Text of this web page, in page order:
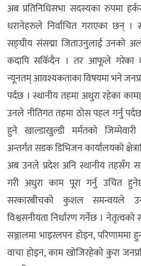
अब प्रतिनिधिसभा सदस्यका रुपमा
धरानेहरुले निर्वाचित गराएका छन् ।
सङ्घीय संसद्मा जिताउनुलाई उनको
कदापि सकिँदैन । तर आफूले गरेका
न्यूनतम् आवश्यकताका विषयमा भने
पर्दछ । स्थानीय तहमा अधुरा रहेका
उनले नीतिगत तहमा ठोस पहल गर्नु पर्दछ
हुने खाल्डाखुल्डी मर्मतको
अन्तर्गत सडक डिभिजन कार्यालयको
अब उनले प्रदेश अनि स्थानीय तहसँग
गरी अधुरा काम पूरा गर्नु उचित
सरकारबीचको कुशल समन्वयले
विश्वसनीयता निर्धारण गर्नेछ ।
सञ्जालमा भाइरलपन होइन,
वाचा होइन, काम खोजिरहेको कुरा